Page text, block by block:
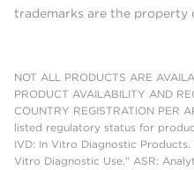
trademarks are the property
NOT ALL PRODUCTS ARE
PRODUCT AVAILABILITY AND
COUNTRY REGISTRATION PER
listed regulatory status for
IVD: In Vitro Diagnostic
Vitro Diagnostic Use." ASR: